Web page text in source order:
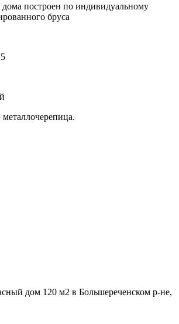
построен по индивидуальному
бруса
дом 120 м2 в Большереченском р-не,